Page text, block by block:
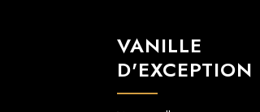
VANILLE
D'EXCEPTION